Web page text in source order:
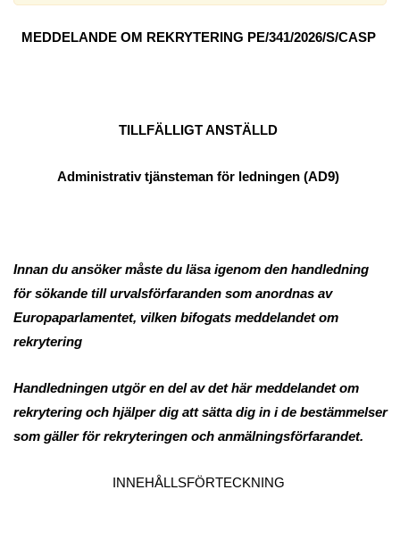
MEDDELANDE OM REKRYTERING PE/341/2026/S/CASP
TILLFÄLLIGT ANSTÄLLD
Administrativ tjänsteman för ledningen (AD9)
Innan du ansöker måste du läsa igenom den handledning
för sökande till urvalsförfaranden som anordnas av
Europaparlamentet, vilken bifogats meddelandet om
rekrytering
Handledningen utgör en del av det här meddelandet om
rekrytering och hjälper dig att sätta dig in i de bestämmelser
som gäller för rekryteringen och anmälningsförfarandet.
INNEHÅLLSFÖRTECKNING